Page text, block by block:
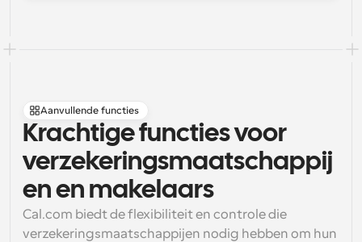
Aanvullende functies
Krachtige functies voor
verzekeringsmaatschappij
en en makelaars
Cal.com biedt de flexibiliteit en controle die
verzekeringsmaatschappijen nodig hebben om hun